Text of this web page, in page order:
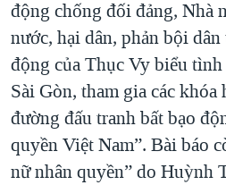
động chống đối đảng, Nhà
nước, hại dân, phản bội
động của Thục Vy biểu
Sài Gòn, tham gia các
đường đấu tranh bất bạo
quyền Việt Nam”. Bài báo
nữ nhân quyền” do Huỳnh